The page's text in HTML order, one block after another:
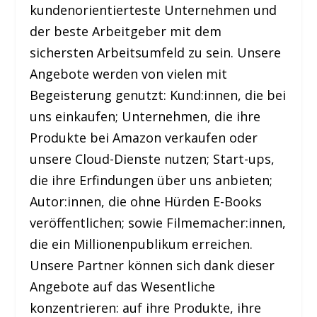
kundenorientierteste Unternehmen und
der beste Arbeitgeber mit dem
sichersten Arbeitsumfeld zu sein. Unsere
Angebote werden von vielen mit
Begeisterung genutzt: Kund:innen, die bei
uns einkaufen; Unternehmen, die ihre
Produkte bei Amazon verkaufen oder
unsere Cloud-Dienste nutzen; Start-ups,
die ihre Erfindungen über uns anbieten;
Autor:innen, die ohne Hürden E-Books
veröffentlichen; sowie Filmemacher:innen,
die ein Millionenpublikum erreichen.
Unsere Partner können sich dank dieser
Angebote auf das Wesentliche
konzentrieren: auf ihre Produkte, ihre